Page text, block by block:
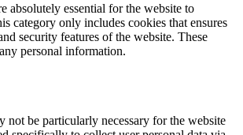
absolutely essential for the website to
category only includes cookies that ensures
security features of the website. These
personal information.
not be particularly necessary for the website